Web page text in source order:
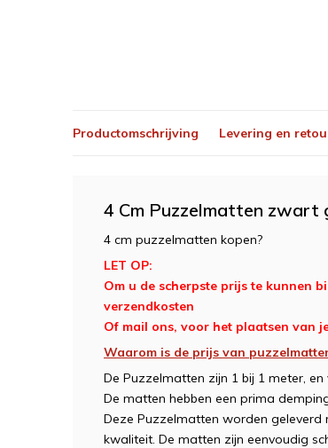
Productomschrijving Levering en
4 Cm Puzzelmatten
4 cm puzzelmatten kopen?
LET OP:
Om u de scherpste prijs te kunnen
verzendkosten
Of mail ons, voor het plaatsen van
Waarom is de prijs van
De Puzzelmatten zijn 1 bij 1 meter,
De matten hebben een prima
Deze Puzzelmatten worden
kwaliteit. De matten zijn eenvoudig